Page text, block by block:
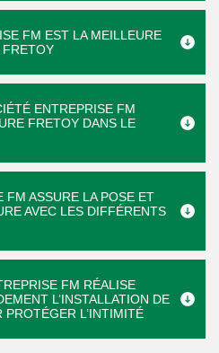
FM EST LA MEILLEURE
FRETOY
ENTREPRISE FM
FRETOY DANS LE
FM ASSURE LA POSE ET
AVEC LES DIFFÉRENTS
FM RÉALISE
L’INSTALLATION DE
L’INTIMITÉ